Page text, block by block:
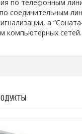
по телефонным
соединительным
а
компьютерных сетей.